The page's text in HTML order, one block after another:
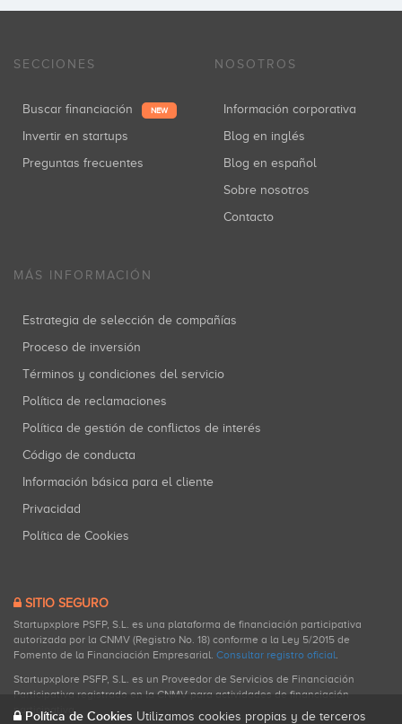
SECCIONES
Buscar financiación NEW
Invertir en startups
Preguntas frecuentes
NOSOTROS
Información corporativa
Blog en inglés
Blog en español
Sobre nosotros
Contacto
MÁS INFORMACIÓN
Estrategia de selección de compañías
Proceso de inversión
Términos y condiciones del servicio
Política de reclamaciones
Política de gestión de conflictos de interés
Código de conducta
Información básica para el cliente
Privacidad
Política de Cookies
SITIO SEGURO
Startupxplore PSFP, S.L. es una plataforma de financiación participativa
autorizada por la CNMV (Registro No. 18) conforme a la Ley 5/2015 de
Fomento de la Financiación Empresarial. Consultar registro oficial.
Startupxplore PSFP, S.L. es un Proveedor de Servicios de Financiación
Participativa registrado en la CNMV para actividades de financiación
participativa.
Política de Cookies Utilizamos cookies propias y de terceros